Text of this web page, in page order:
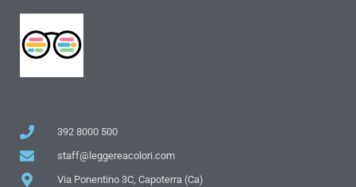
392 8000 500
staff@leggereacolori.com
Via Ponentino 3C, Capoterra (Ca)